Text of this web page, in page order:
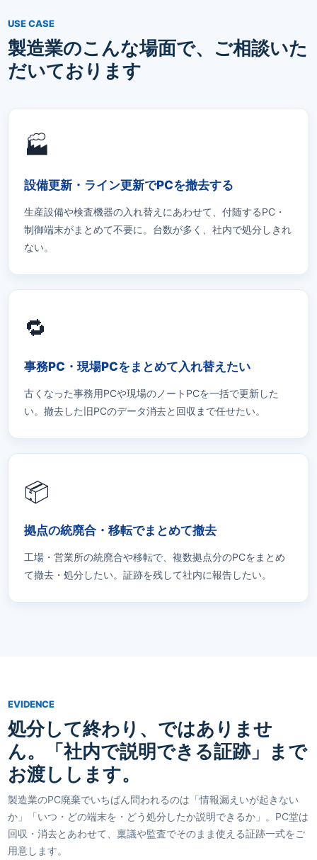
USE CASE
製造業のこんな場面で、ご相談いた
だいております
🏭
設備更新・ライン更新でPCを撤去する
生産設備や検査機器の入れ替えにあわせて、付随するPC・
制御端末がまとめて不要に。台数が多く、社内で処分しきれ
ない。
🔁
事務PC・現場PCをまとめて入れ替えたい
古くなった事務用PCや現場のノートPCを一括で更新した
い。撤去した旧PCのデータ消去と回収まで任せたい。
📦
拠点の統廃合・移転でまとめて撤去
工場・営業所の統廃合や移転で、複数拠点分のPCをまとめ
て撤去・処分したい。証跡を残して社内に報告したい。
EVIDENCE
処分して終わり、ではありませ
ん。
「社内で説明できる証跡」まで
お渡しします。
製造業のPC廃棄でいちばん問われるのは「情報漏えいが起きない
か」「いつ・どの端末を・どう処分したか説明できるか」。PC堂は
回収・消去とあわせて、稟議や監査でそのまま使える証跡一式をご
用意します。